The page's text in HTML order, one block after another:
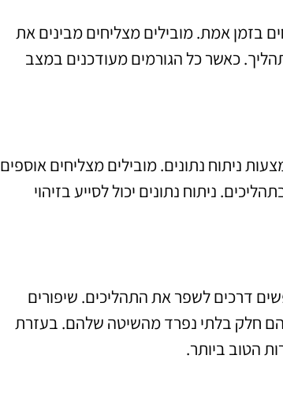
בזמן אמת. מובילים מצליחים מבינים את
כאשר כל הגורמים מעודכנים במצב
ניתוח נתונים. מובילים מצליחים אוספים
ניתוח נתונים יכול לסייע בזיהוי
דרכים לשפר את התהליכים. שיפורים
הם חלק בלתי נפרד מהשיטה שלהם. בעזרת
הטוב ביותר.